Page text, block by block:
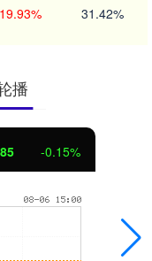
19.93% 31.42%
播
北证50 1122.88